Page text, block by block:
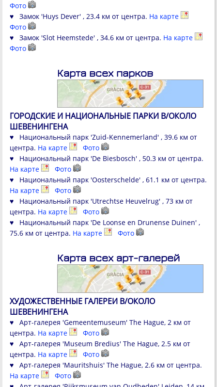
Фото
♥ Замок 'Huys Dever' , 23.4 км от центра. На карте
Фото
♥ Замок 'Slot Heemstede' , 34.6 км от центра. На карте
Фото
Карта всех парков
ГОРОДСКИЕ И НАЦИОНАЛЬНЫЕ ПАРКИ В/ОКОЛО
ШЕВЕНИНГЕНА
♥ Национальный парк 'Zuid-Kennemerland' , 39.6 км от
центра. На карте
Фото
♥ Национальный парк 'De Biesbosch' , 50.3 км от центра.
На карте
Фото
♥ Национальный парк 'Oosterschelde' , 61.1 км от центра.
На карте
Фото
♥ Национальный парк 'Utrechtse Heuvelrug' , 73 км от
центра. На карте
Фото
♥ Национальный парк 'De Loonse en Drunense Duinen' ,
75.6 км от центра. На карте Фото
Карта всех арт-галерей
ХУДОЖЕСТВЕННЫЕ ГАЛЕРЕИ В/ОКОЛО
ШЕВЕНИНГЕНА
♥ Арт-галерея 'Gemeentemuseum' The Hague, 2 км от
центра. На карте
Фото
♥ Арт-галерея 'Museum Bredius' The Hague, 2.5 км от
центра. На карте
Фото
♥ Арт-галерея 'Mauritshuis' The Hague, 2.6 км от центра.
На карте
Фото